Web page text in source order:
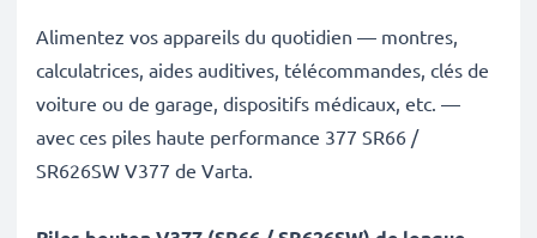
Alimentez vos appareils du quotidien — montres,
calculatrices, aides auditives, télécommandes, clés de
voiture ou de garage, dispositifs médicaux, etc. —
avec ces piles haute performance 377 SR66 /
SR626SW V377 de Varta.